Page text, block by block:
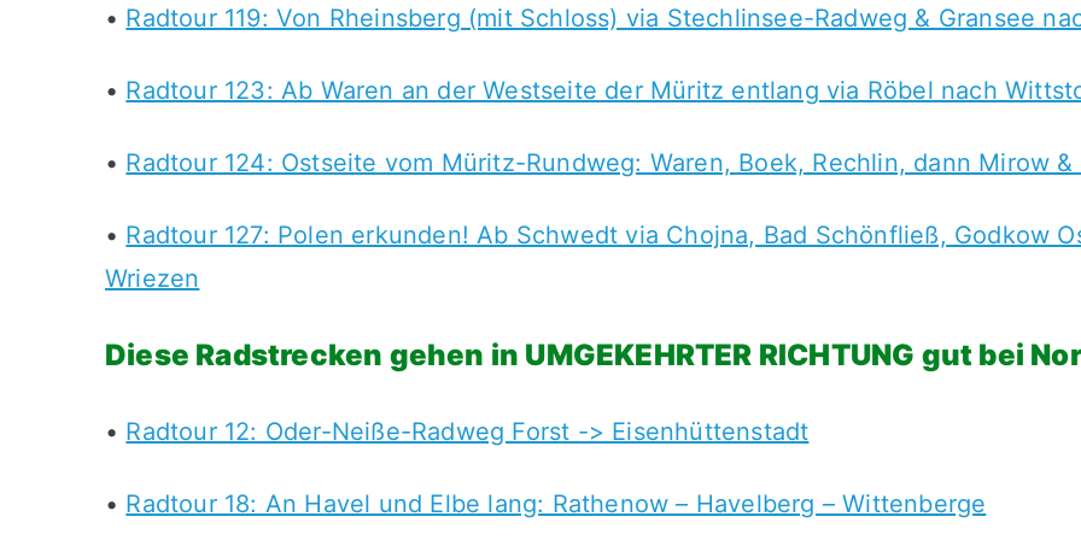
• Radtour 119: Von Rheinsberg (mit Schloss) via Stechlinsee-Radweg & Gransee
• Radtour 123: Ab Waren an der Westseite der Müritz entlang via Röbel nach
• Radtour 124: Ostseite vom Müritz-Rundweg: Waren, Boek, Rechlin, dann Mirow &
• Radtour 127: Polen erkunden! Ab Schwedt via Chojna, Bad Schönfließ, Godkow
Wriezen
Diese Radstrecken gehen in UMGEKEHRTER RICHTUNG gut bei
• Radtour 12: Oder-Neiße-Radweg Forst -> Eisenhüttenstadt
• Radtour 18: An Havel und Elbe lang: Rathenow – Havelberg – Wittenberge